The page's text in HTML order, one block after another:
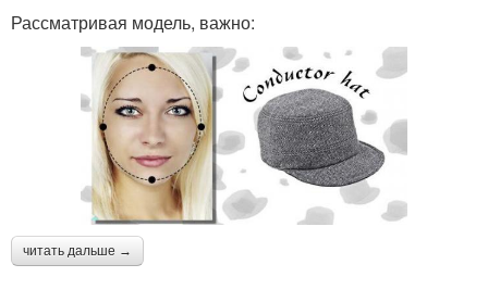
Рассматривая модель, важно:
читать дальше →